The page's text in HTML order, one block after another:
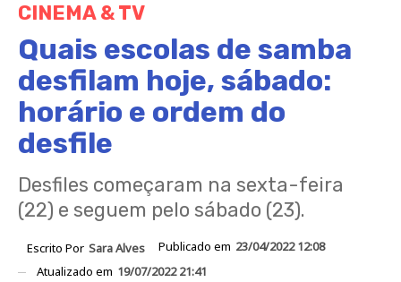
CINEMA & TV
Quais escolas de samba
desfilam hoje, sábado:
horário e ordem do
desfile
Desfiles começaram na sexta-feira
(22) e seguem pelo sábado (23).
Escrito Por Sara Alves Publicado em 23/04/2022 12:08
Atualizado em 19/07/2022 21:41